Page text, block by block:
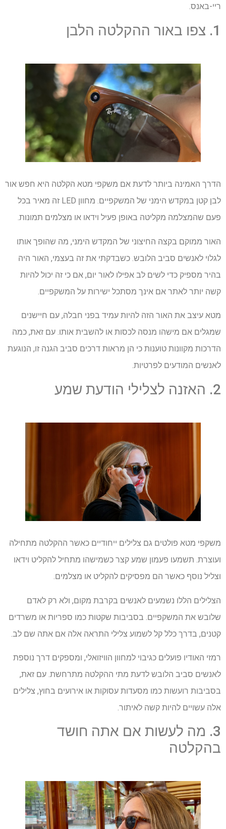
ריי-באנס.
1. צפו באור ההקלטה הלבן
הדרך האמינה ביותר לדעת אם משקפי מטא הקלטה היא חפש אור
לבן קטן במקדש הימני של המשקפיים. מחוון LED זה מאיר בכל
פעם שהמצלמה מקליטה באופן פעיל וידאו או מצלמים תמונות.
האור ממוקם בקצה החיצוני של המקדש הימני, מה שהופך אותו
לגלוי לאנשים סביב הלובש. כשבדקתי את זה בעצמי, האור היה
בהיר מספיק כדי לשים לב אפילו לאור יום, אם כי זה יכול להיות
קשה יותר לאתר אם אינך מסתכל ישירות על המשקפיים.
מטא עיצב את האור הזה להיות עמיד בפני חבלה, עם חיישנים
שמגלים אם מישהו מנסה לכסות או להשבית אותו. עם זאת, כמה
הדרכות מקוונות טוענות כי הן מראות דרכים סביב הגנה זו, הנוגעת
לאנשים המודעים לפרטיות.
2. האזנה לצלילי הודעת שמע
משקפי מטא פולטים גם צלילים ייחודיים כאשר ההקלטה מתחילה
ועוצרת. תשמעו פעמון שמע קצר כשמישהו מתחיל להקליט וידאו
וצליל נוסף כאשר הם מפסיקים להקליט או מצלמים.
הצלילים הללו נשמעים לאנשים בקרבת מקום, ולא רק לאדם
שלובש את המשקפיים. בסביבות שקטות כמו ספריות או משרדים
קטנים, בדרך כלל קל לשמוע צלילי התראה אלה אם אתה שם לב.
רמזי האודיו פועלים כגיבוי למחוון הוויזואלי, ומספקים דרך נוספת
לאנשים סביב הלובש לדעת מתי ההקלטה מתרחשת. עם זאת,
בסביבות רועשות כמו מסעדות עסוקות או אירועים בחוץ, צלילים
אלה עשויים להיות קשה לאיתור.
3. מה לעשות אם אתה חושד
בהקלטה